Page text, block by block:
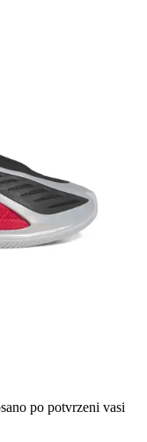
po potvrzeni vasi